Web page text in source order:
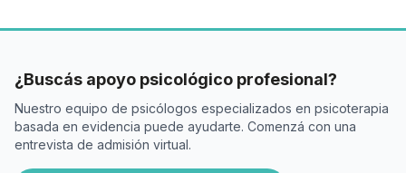
¿Buscás apoyo psicológico profesional?
Nuestro equipo de psicólogos especializados en psicoterapia
basada en evidencia puede ayudarte. Comenzá con una
entrevista de admisión virtual.